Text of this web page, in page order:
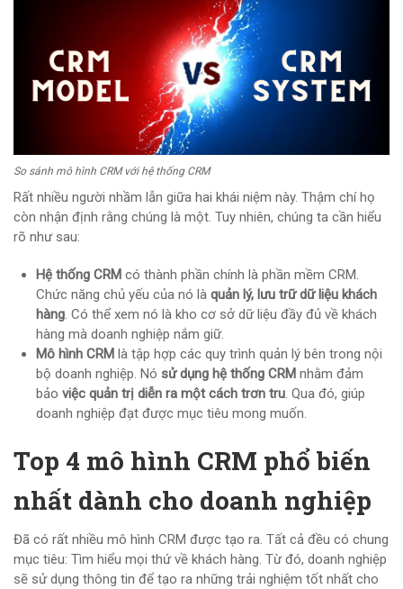
So sánh mô hình CRM với hệ thống CRM
Rất nhiều người nhầm lẫn giữa hai khái niệm này. Thậm chí họ
còn nhận định rằng chúng là một. Tuy nhiên, chúng ta cần hiểu
rõ như sau:
Hệ thống CRM có thành phần chính là phần mềm CRM.
Chức năng chủ yếu của nó là quản lý, lưu trữ dữ liệu khách
hàng. Có thể xem nó là kho cơ sở dữ liệu đầy đủ về khách
hàng mà doanh nghiệp nắm giữ.
Mô hình CRM là tập hợp các quy trình quản lý bên trong nội
bộ doanh nghiệp. Nó sử dụng hệ thống CRM nhằm đảm
bảo việc quản trị diễn ra một cách trơn tru. Qua đó, giúp
doanh nghiệp đạt được mục tiêu mong muốn.
Top 4 mô hình CRM phổ biến
nhất dành cho doanh nghiệp
Đã có rất nhiều mô hình CRM được tạo ra. Tất cả đều có chung
mục tiêu: Tìm hiểu mọi thứ về khách hàng. Từ đó, doanh nghiệp
sẽ sử dụng thông tin để tạo ra những trải nghiệm tốt nhất cho